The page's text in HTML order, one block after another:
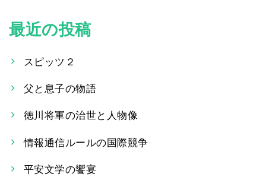
稿
ビ
ゲ
ー
シ
ョ
最近の投稿
スピッツ２
父と息子の物語
徳川将軍の治世と人物像
情報通信ルールの国際競争
平安文学の饗宴